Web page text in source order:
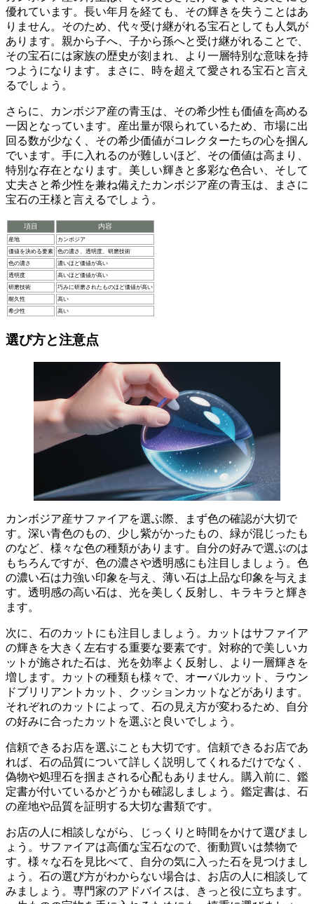
優れています。 長い年月を経ても、その輝きを失うことはあ
りません。そのため、代々受け継がれる宝石としても人気が
あります。親から子へ、子から孫へと受け継がれることで、
その宝石には家族の歴史が刻まれ、より一層特別な意味を持
つようになります。まさに、時を超えて愛される宝石と言え
るでしょう。
さらに、カンボジア産の青玉は、その希少性も価値を高める
一因となっています。 産出量が限られているため、市場に出
回る数が少なく、その希少価値がコレクターたちの心を掴ん
でいます。手に入れるのが難しいほど、その価値は高まり、
特別な存在となります。美しい輝きと多彩な色合い、そして
丈夫さと希少性を兼ね備えたカンボジア産の青玉は、まさに
宝石の王様と言えるでしょう。
項目 内容
産地
カンボジア
価値を決める要素
色の濃さ、透明度、研磨技術
色の濃さ
濃いほど価値が高い
透明度
高いほど価値が高い
研磨技術
巧みに研磨されたものほど価値が高い
耐久性
高い
希少性
高い
選び方と注意点
カンボジア産サファイアを選ぶ際、 まず色の確認が大切で
す。深い青色のもの、少し紫がかったもの、緑が混じったも
のなど、様々な色の種類があります。自分の好みで選ぶのは
もちろんですが、色の濃さや透明感にも注目しましょう。色
の濃い石は力強い印象を与え、薄い石は上品な印象を与えま
す。透明感の高い石は、光を美しく反射し、キラキラと輝き
ます。
次に、 石のカットにも注目 しましょう。カットはサファイア
の輝きを大きく左右する重要な要素です。対称的で美しいカ
ットが施された石は、光を効率よく反射し、より一層輝きを
増します。カットの種類も様々で、オーバルカット、ラウン
ドブリリアントカット、クッションカットなどがあります。
それぞれのカットによって、石の見え方が変わるため、自分
の好みに合ったカットを選ぶと良いでしょう。
信頼できるお店を選ぶこと も大切です。信頼できるお店であ
れば、石の品質について詳しく説明してくれるだけでなく、
偽物や処理石を掴まされる心配もありません。購入前に、鑑
定書が付いているかどうかも確認しましょう。鑑定書は、石
の産地や品質を証明する大切な書類です。
お店の人に相談しながら
、じっくりと時間をかけて選びまし
ょう。サファイアは高価な宝石なので、衝動買いは禁物で
す。様々な石を見比べて、自分の気に入った石を見つけまし
ょう。石の選び方がわからない場合は、お店の人に相談して
みましょう。専門家のアドバイスは、きっと役に立ちます。